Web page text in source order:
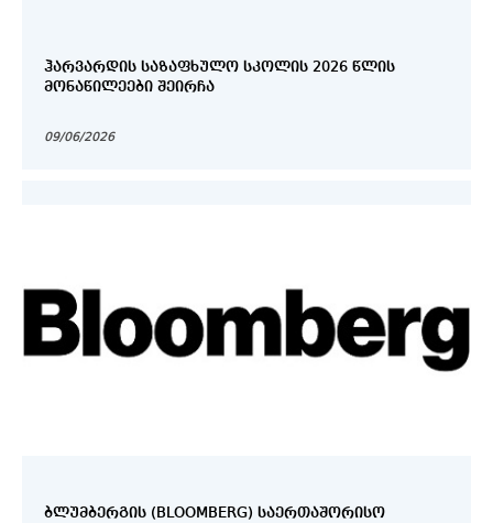
ᲰᲐᲠᲕᲐᲠᲓᲘᲡ ᲡᲐᲖᲐᲤᲮᲣᲚᲝ ᲡᲙᲝᲚᲘᲡ 2026 ᲬᲚᲘᲡ
ᲛᲝᲜᲐᲬᲘᲚᲔᲔᲑᲘ ᲨᲔᲘᲠᲩᲐ
09/06/2026
ᲑᲚᲣᲛᲑᲔᲠᲒᲘᲡ (BLOOMBERG) ᲡᲐᲔᲠᲗᲐᲨᲝᲠᲘᲡᲝ